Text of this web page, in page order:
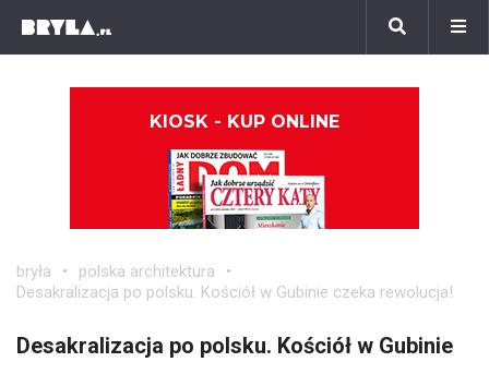
KIOSK - KUP ONLINE
bryła
polska architektura
Desakralizacja po polsku. Kościół w Gubinie czeka rewolucja!
Desakralizacja po polsku. Kościół w Gubinie